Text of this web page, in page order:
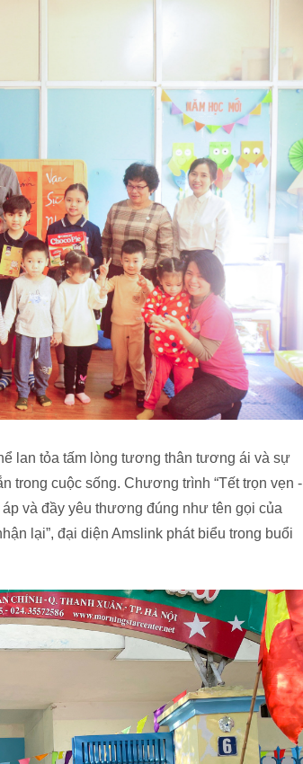
lan tỏa tấm lòng tương thân tương ái và sự
trong cuộc sống. Chương trình “Tết trọn vẹn -
và đầy yêu thương đúng như tên gọi của
lại”, đại diện Amslink phát biểu trong buổi